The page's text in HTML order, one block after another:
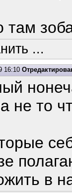
там
...
16:10
не то
в